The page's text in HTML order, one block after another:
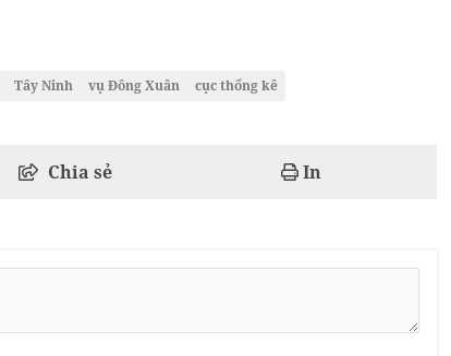
Tây Ninh vụ Đông Xuân
cục thống kê
Chia sẻ In